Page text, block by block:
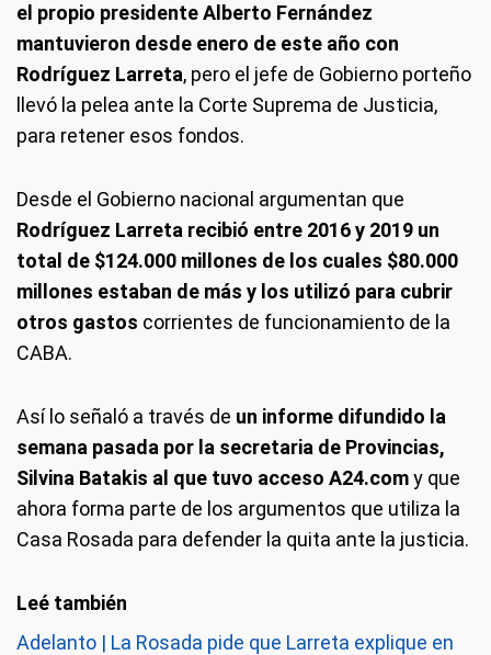
el propio presidente Alberto Fernández
mantuvieron desde enero de este año con
Rodríguez Larreta, pero el jefe de Gobierno porteño
llevó la pelea ante la Corte Suprema de Justicia,
para retener esos fondos.
Desde el Gobierno nacional argumentan que
Rodríguez Larreta recibió entre 2016 y 2019 un
total de $124.000 millones de los cuales $80.000
millones estaban de más y los utilizó para cubrir
otros gastos corrientes de funcionamiento de la
CABA.
Así lo señaló a través de un informe difundido la
semana pasada por la secretaria de Provincias,
Silvina Batakis al que tuvo acceso A24.comy que
ahora forma parte de los argumentos que utiliza la
Casa Rosada para defender la quita ante la justicia.
Adelanto | La Rosada pide que Larreta explique en